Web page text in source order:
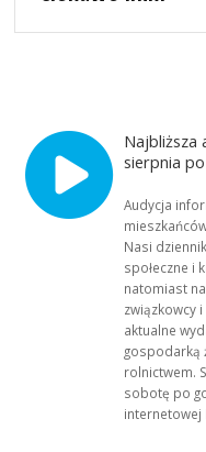
Najbliższa
sierpnia
Audycja
Nasi
społeczne i
natomiast
związkowcy
aktualne
gospodarką
rolnictwem.
sobotę po
internetowej